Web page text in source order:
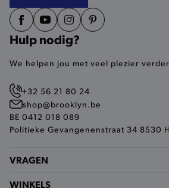
Hulp nodig?
We helpen jou met veel plezier
+32 56 21 80 24
shop@brooklyn.be
BE 0412 018 089
Politieke Gevangenenstraat 34 8530
VRAGEN
WINKELS
De strikt noodzakelijke cookies
smulervaring op de site en zorgen
site op een correcte manier wordt
analytische en functionele cookies
niet jouw identiteit.
product-added-modal